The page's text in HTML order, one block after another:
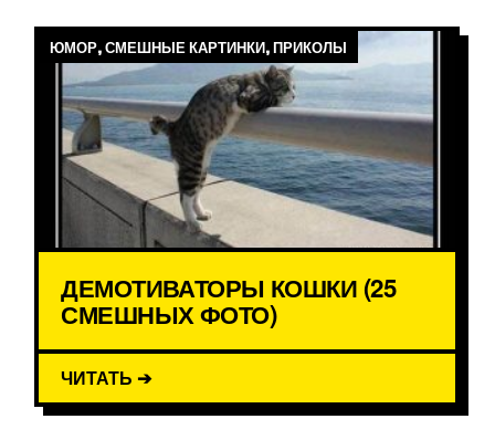
ЮМОР, СМЕШНЫЕ КАРТИНКИ, ПРИКОЛЫ
ДЕМОТИВАТОРЫ КОШКИ (25
СМЕШНЫХ ФОТО)
ЧИТАТЬ ➔